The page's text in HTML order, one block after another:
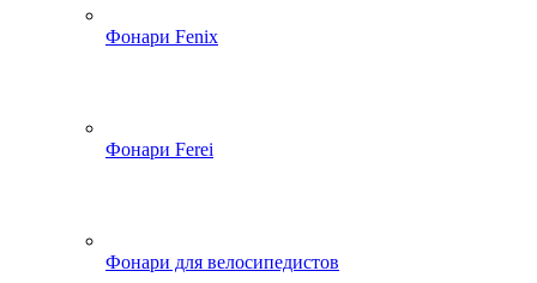
Фонари Fenix
Фонари Ferei
Фонари для велосипедистов